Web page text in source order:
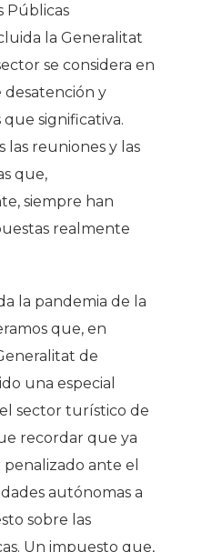
Públicas
la Generalitat
se considera en
desatención y
significativa.
las reuniones y las
que,
siempre han
realmente
la pandemia de la
que, en
de
una especial
sector turístico de
recordar que ya
ante el
autónomas a
sobre las
Un impuesto que,